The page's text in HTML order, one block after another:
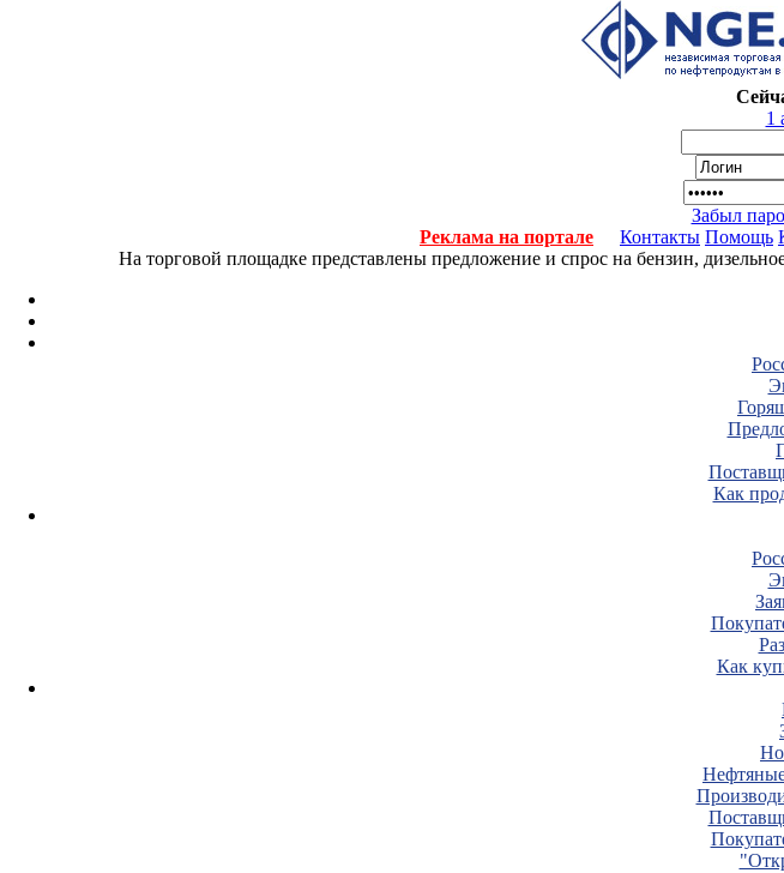
1
Забыл
Реклама на портале
Контакты Помощь
На торговой площадке представлены предложение и спрос на бензин,
Как
Как